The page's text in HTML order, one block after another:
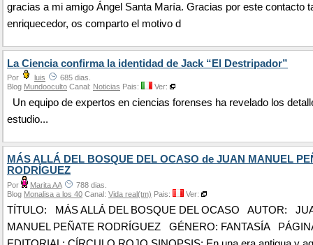
gracias a mi amigo Ángel Santa María. Gracias por este contacto
enriquecedor, os comparto el motivo d
La Ciencia confirma la identidad de Jack “El Destripador”
Por luis
685 dias.
Blog Mundooculto Canal: Noticias Pais: Ver:
Un equipo de expertos en ciencias forenses ha revelado los
estudio...
MÁS ALLÁ DEL BOSQUE DEL OCASO de JUAN MANUEL
RODRÍGUEZ
Por Marita AA
788 dias.
Blog Monalisa a los 40 Canal: Vida real(tm) Pais: Ver:
TÍTULO: MÁS ALLÁ DEL BOSQUE DEL OCASO AUTOR:
MANUEL PEÑATE RODRÍGUEZ GÉNERO: FANTASÍA